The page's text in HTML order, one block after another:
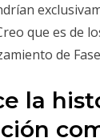
que es de
de
la